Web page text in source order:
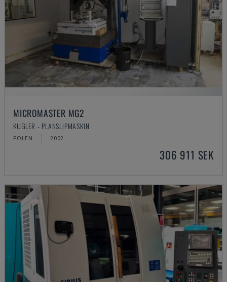
MICROMASTER MG2
KUGLER - PLANSLIPMASKIN
POLEN 2002
306 911 SEK